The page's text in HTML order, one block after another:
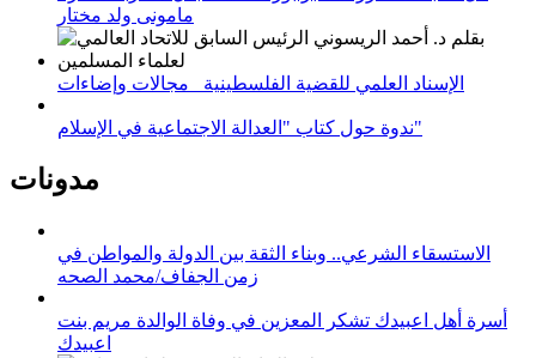
مامونى ولد مختار
الإسناد العلمي للقضية الفلسطينية_ مجالات وإضاءات
ندوة حول كتاب "العدالة الاجتماعية في الإسلام"
مدونات
الاستسقاء الشرعي.. وبناء الثقة بين الدولة والمواطن في
زمن الجفاف/محمد الصحه
أسرة أهل اعبيدك تشكر المعزين في وفاة الوالدة مريم بنت
اعبيدك